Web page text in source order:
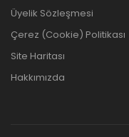
Üyelik Sözleşmesi
Çerez (Cookie) Politikası
Site Haritası
Hakkımızda